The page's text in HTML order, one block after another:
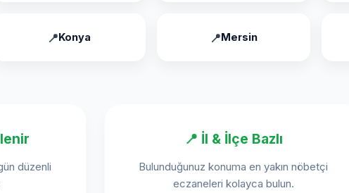
Konya Mersin
düzenli
📍 İl & İlçe Bazlı
Bulunduğunuz konuma en yakın nöbetçi
eczaneleri kolayca bulun.